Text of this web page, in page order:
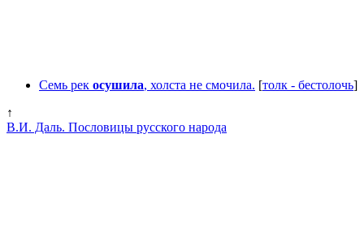
Семь рек осушила, холста не смочила. [толк - бестолочь]
↑
В.И. Даль. Пословицы русского народа